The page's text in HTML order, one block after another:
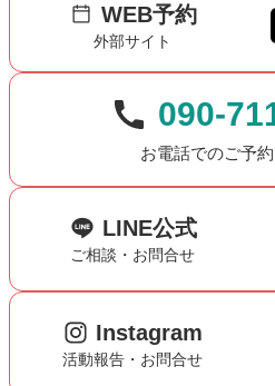
WEB予約
外部サイト
090-
お電話でのご予
LINE公式
ご相談・お問合せ
Instagram
活動報告・お問合せ